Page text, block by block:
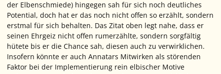
der Elbenschmiede) hingegen sah für sich noch deutliches
Potential, doch hat er das noch nicht offen so erzählt, sondern
erstmal für sich behalten. Das Zitat oben legt nahe, dass er
seinen Ehrgeiz nicht offen rumerzählte, sondern sorgfältig
hütete bis er die Chance sah, diesen auch zu verwirklichen.
Insofern könnte er auch Annatars Mitwirken als störenden
Faktor bei der Implementierung rein elbischer Motive